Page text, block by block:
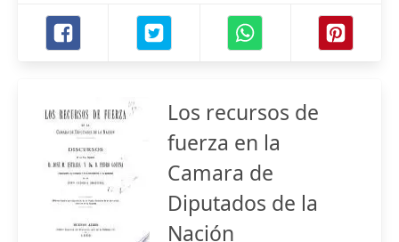
Los recursos de
fuerza en la
Camara de
Diputados de la
Nación